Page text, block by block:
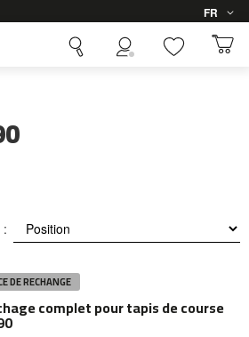
Langue
FR
:
DE RECHANGE
complet pour tapis de course